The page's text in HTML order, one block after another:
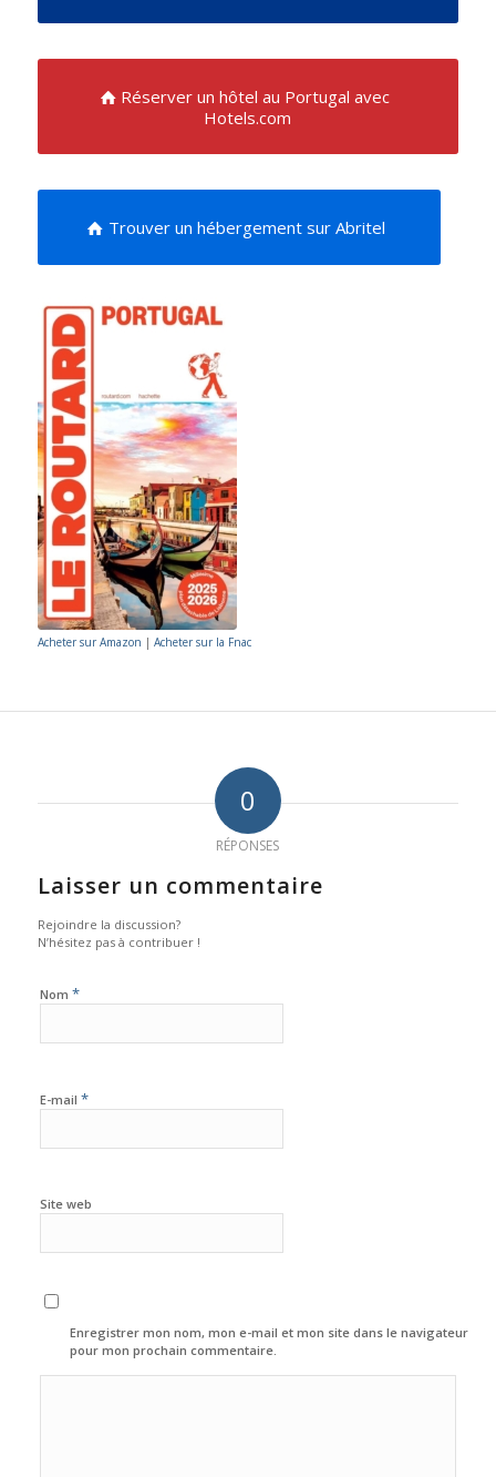
Réserver un hôtel au Portugal avec
Hotels.com
Trouver un hébergement sur Abritel
Acheter sur Amazon | Acheter sur la Fnac
0
RÉPONSES
Laisser un commentaire
Rejoindre la discussion?
N’hésitez pas à contribuer !
Nom *
E-mail *
Site web
Enregistrer mon nom, mon e-mail et mon site dans le navigateur
pour mon prochain commentaire.